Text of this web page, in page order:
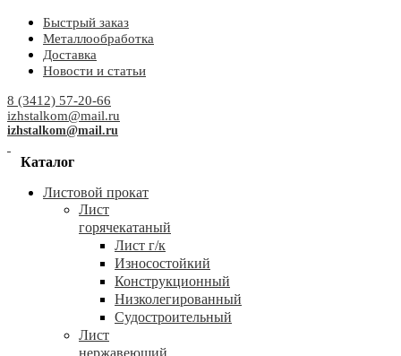
Быстрый заказ
Металлообработка
Доставка
Новости и статьи
8 (3412) 57-20-66
izhstalkom@mail.ru
izhstalkom@mail.ru
Каталог
Листовой прокат
Лист
горячекатаный
Лист г/к
Износостойкий
Конструкционный
Низколегированный
Судостроительный
Лист
нержавеющий